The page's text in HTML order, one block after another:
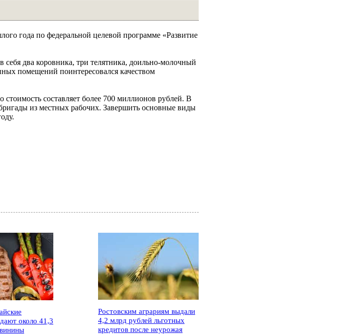
года по федеральной целевой программе «Развитие
два коровника, три телятника, доильно-молочный
помещений поинтересовался качеством
составляет более 700 миллионов рублей. В
из местных рабочих. Завершить основные виды
около 41,3
Ростовским аграриям выдали
4,2 млрд рублей льготных
кредитов после неурожая